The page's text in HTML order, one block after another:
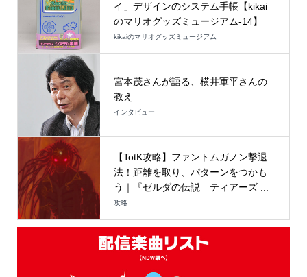
イ」デザインのシステム手帳【kikai
のマリオグッズミュージアム-14】
kikaiのマリオグッズミュージアム
宮本茂さんが語る、横井軍平さんの
教え
インタビュー
【TotK攻略】ファントムガノン撃退
法！距離を取り、パターンをつかも
う｜『ゼルダの伝説 ティアーズ ...
攻略